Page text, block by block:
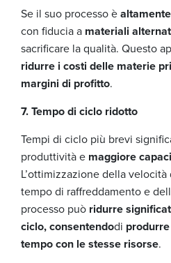
Se il suo processo è
con fiducia a materiali
sacrificare la qualità. Questo
ridurre i costi delle materie
margini di profitto.
7. Tempo di ciclo ridotto
Tempi di ciclo più brevi
produttività e maggiore
L’ottimizzazione della
tempo di raffreddamento e
processo può ridurre
ciclo, consentendodi
tempo con le stesse risorse.